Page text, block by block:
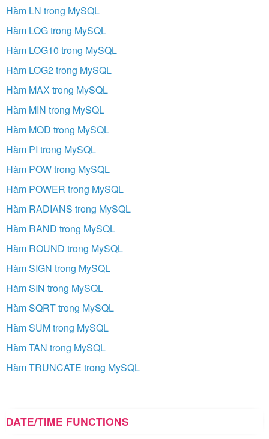
Hàm LN trong MySQL
Hàm LOG trong MySQL
Hàm LOG10 trong MySQL
Hàm LOG2 trong MySQL
Hàm MAX trong MySQL
Hàm MIN trong MySQL
Hàm MOD trong MySQL
Hàm PI trong MySQL
Hàm POW trong MySQL
Hàm POWER trong MySQL
Hàm RADIANS trong MySQL
Hàm RAND trong MySQL
Hàm ROUND trong MySQL
Hàm SIGN trong MySQL
Hàm SIN trong MySQL
Hàm SQRT trong MySQL
Hàm SUM trong MySQL
Hàm TAN trong MySQL
Hàm TRUNCATE trong MySQL
DATE/TIME FUNCTIONS